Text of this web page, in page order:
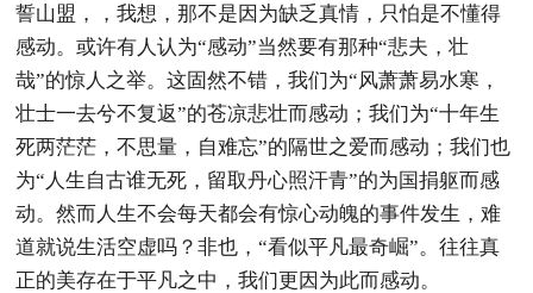
誓山盟，，我想，那不是因为缺乏真情，只怕是不懂得
感动。或许有人认为“感动”当然要有那种“悲夫，壮
哉”的惊人之举。这固然不错，我们为“风萧萧易水寒，
壮士一去兮不复返”的苍凉悲壮而感动；我们为“十年生
死两茫茫，不思量，自难忘”的隔世之爱而感动；我们也
为“人生自古谁无死，留取丹心照汗青”的为国捐躯而感
动。然而人生不会每天都会有惊心动魄的事件发生，难
道就说生活空虚吗？非也，“看似平凡最奇崛”。往往真
正的美存在于平凡之中，我们更因为此而感动。